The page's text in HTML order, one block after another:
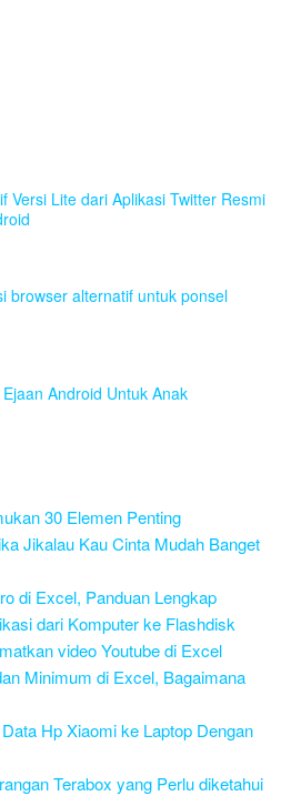
Versi Lite dari Aplikasi Twitter Resmi
browser alternatif untuk ponsel
Android Untuk Anak
30 Elemen Penting
Jikalau Kau Cinta Mudah Banget
di Excel, Panduan Lengkap
dari Komputer ke Flashdisk
video Youtube di Excel
Minimum di Excel, Bagaimana
Hp Xiaomi ke Laptop Dengan
Terabox yang Perlu diketahui